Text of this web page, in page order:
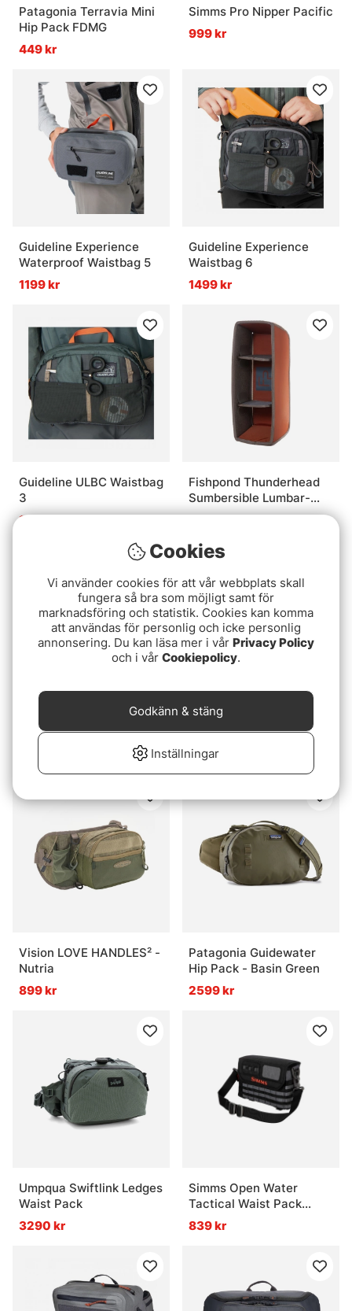
Patagonia Terravia Mini
Hip Pack FDMG
449 kr
Simms Pro Nipper Pacific
999 kr
Guideline Experience
Waterproof Waistbag 5
1199 kr
Guideline Experience
Waistbag 6
1499 kr
Guideline ULBC Waistbag
3
1099 kr
Fishpond Thunderhead
Sumbersible Lumbar-
Padder Insert
Vision Aqua Handles -
Olive
Simms Tributary Sling
Pack - Tahitian Pearl
1199 kr
Vision LOVE HANDLES² -
Nutria
899 kr
Patagonia Guidewater
Hip Pack - Basin Green
2599 kr
Umpqua Swiftlink Ledges
Waist Pack
3290 kr
Simms Open Water
Tactical Waist Pack
Black
839 kr
Cookies
Vi använder cookies för att vår webbplats skall
fungera så bra som möjligt samt för
marknadsföring och statistik. Cookies kan komma
att användas för personlig och icke personlig
annonsering. Du kan läsa mer i vår Privacy Policy
och i vår Cookiepolicy.
Inställningar
Godkänn & stäng